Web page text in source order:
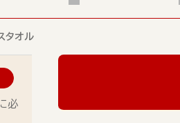
タオル
必